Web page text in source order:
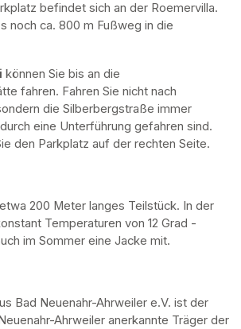
befindet sich an der Roemervilla.
noch ca. 800 m Fußweg in die
können Sie bis an die
fahren. Fahren Sie nicht nach
die Silberbergstraße immer
eine Unterführung gefahren sind.
den Parkplatz auf der rechten Seite.
200 Meter langes Teilstück. In der
Temperaturen von 12 Grad -
im Sommer eine Jacke mit.
Bad Neuenahr-Ahrweiler e.V. ist der
Ahrweiler anerkannte Träger der